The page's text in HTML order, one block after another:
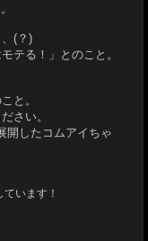
(？)
テる！」とのこと。
と。
さい。
開したコムアイちゃ
います！